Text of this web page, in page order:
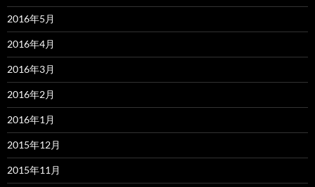
2016年5月
2016年4月
2016年3月
2016年2月
2016年1月
2015年12月
2015年11月